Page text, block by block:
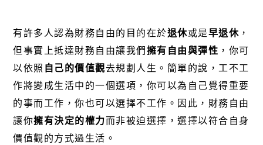
有許多人認為財務自由的目的在於退休或是早退休 ，
但事實上抵達財務自由讓我們 擁有自由與彈性 ，你可
以依照 自己的價值觀去規劃人生。簡單的說，工不工
作將變成生活中的一個選項，你可以為自己覺得重要
的事而工作，你也可以選擇不工作。因此，財務自由
讓你擁有決定的權力而非被迫選擇，選擇以符合自身
價值觀的方式過生活。